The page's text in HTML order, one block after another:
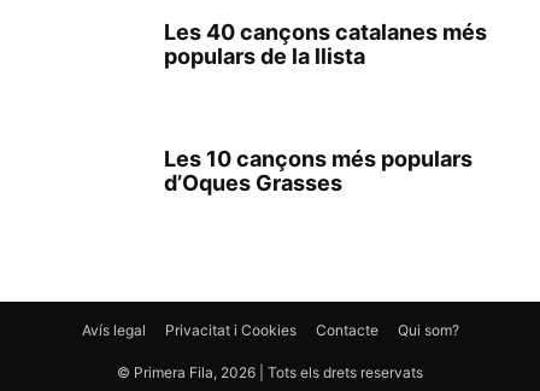
Les 40 cançons catalanes més
populars de la llista
Les 10 cançons més populars
d’Oques Grasses
Avís legal Privacitat i Cookies Contacte Qui som?
© Primera Fila, 2026 | Tots els drets reservats